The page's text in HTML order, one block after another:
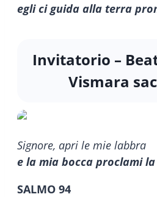
egli ci guida alla terra
Invitatorio –
Vismara
Signore, apri le mie labbra
e la mia bocca proclami
SALMO 94